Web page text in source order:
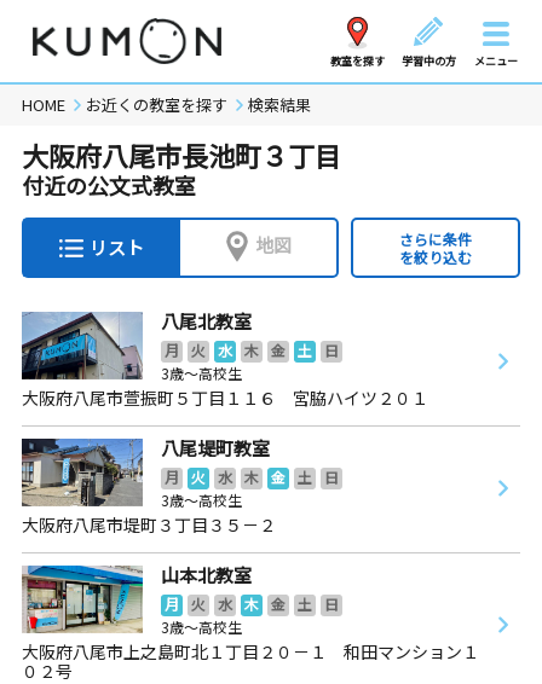
教室を探す 学習中の方 メニュー
HOME お近くの教室を探す 検索結果
大阪府八尾市長池町３丁目
付近の公文式教室
リスト 地図
さらに条件
を絞り込む
八尾北教室
月 火 水 木 金 土
日
3歳～高校生
大阪府八尾市萱振町５丁目１１６ 宮脇ハイツ２０１
八尾堤町教室
月 火 水 木 金 土
日
3歳～高校生
大阪府八尾市堤町３丁目３５－２
山本北教室
月 火 水 木 金 土
日
3歳～高校生
大阪府八尾市上之島町北１丁目２０－１ 和田マンション１
０２号